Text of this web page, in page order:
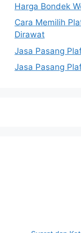
Harga Bondek
Cara Memilih
Dirawat
Jasa Pasang
Jasa Pasang